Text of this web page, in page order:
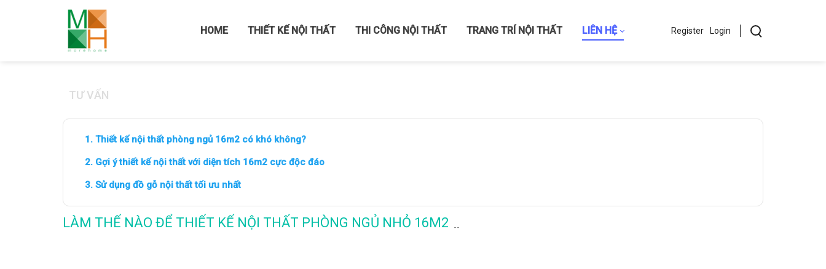
HOME THIẾT KẾ NỘI THẤT THI CÔNG NỘI THẤT TRANG TRÍ NỘI THẤT LIÊN HỆ Register Login
Home
TƯ VẤN
Thiết kế nội thất phòng ngủ 16m2 có khó không?
Gợi ý thiết kế nội thất với diện tích 16m2 cực độc đáo
Sử dụng đồ gỗ nội thất tối ưu nhất
LÀM THẾ NÀO ĐỂ THIẾT KẾ NỘI THẤT PHÒNG NGỦ NHỎ 16M2 --